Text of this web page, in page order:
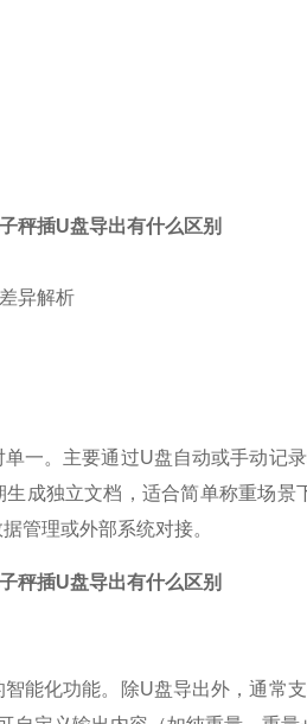
秤插U盘导出有什么区别
异解析
一。主要通过U盘自动或手动记
成独立文档，适合简单称重场
管理或外部系统对接。
秤插U盘导出有什么区别
能化功能。除U盘导出外，通常